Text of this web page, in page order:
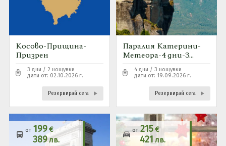
Косово-Прищина-
Призрен
3 дни / 2 нощувки
дати от: 02.10.2026 г.
Резервирай сега
Паралия Катерини-
Метеора-4 дни-3
нощ-няма места
4 дни / 3 нощувки
дати от: 19.09.2026 г.
Резервирай сега
от 199€
389лв.
от 215€
421 лв.